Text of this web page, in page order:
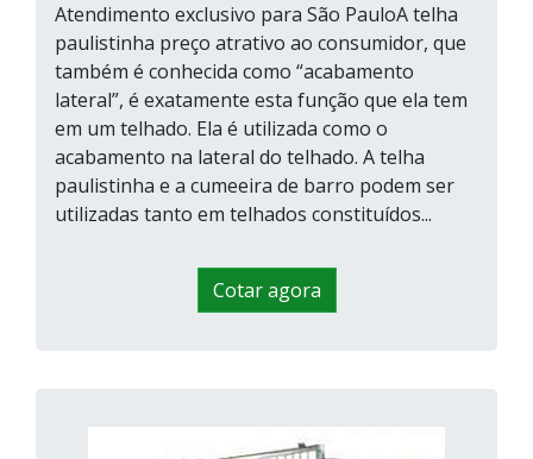
Atendimento exclusivo para São PauloA telha
paulistinha preço atrativo ao consumidor, que
também é conhecida como “acabamento
lateral”, é exatamente esta função que ela tem
em um telhado. Ela é utilizada como o
acabamento na lateral do telhado. A telha
paulistinha e a cumeeira de barro podem ser
utilizadas tanto em telhados constituídos...
Cotar agora